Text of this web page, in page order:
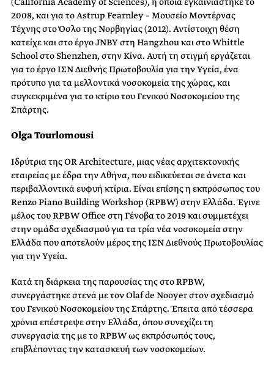
2008, και για το Astrup Fearnley – Μουσείο Μοντέρνας
Τέχνης στο Όσλο της Νορβηγίας (2012). Αντίστοιχη θέση
κατείχε και στο έργο JNBY στη Hangzhou και στο Whittle
School στο Shenzhen, στην Κίνα. Αυτή τη στιγμή εργάζεται
για το έργο ΙΣΝ Διεθνής Πρωτοβουλία για την Υγεία, ένα
πρότυπο για τα μελλοντικά νοσοκομεία της χώρας, και
συγκεκριμένα για το κτίριο του Γενικού Νοσοκομείου της
Σπάρτης.
Olga Tourlomousi
Ιδρύτρια της OR Architecture, μιας νέας αρχιτεκτονικής
εταιρείας με έδρα την Αθήνα, που ειδικεύεται σε άνετα και
περιβαλλοντικά ευφυή κτίρια. Είναι επίσης η εκπρόσωπος του
Renzo Piano Building Workshop (RPBW) στην Ελλάδα. Έγινε
μέλος του RPBW Office στη Γένοβα το 2019 και συμμετέχει
στην ομάδα σχεδιασμού για τα τρία νέα νοσοκομεία στην
Ελλάδα που αποτελούν μέρος της ΙΣΝ Διεθνούς Πρωτοβουλίας
για την Υγεία.
Κατά τη διάρκεια της παρουσίας της στο RPBW,
συνεργάστηκε στενά με τον Olaf de Nooyer στον σχεδιασμό
του Γενικού Νοσοκομείου της Σπάρτης. Έπειτααπό τέσσερα
χρόνια επέστρεψε στην Ελλάδα, όπου συνεχίζει τη
συνεργασία της με το RPBW ως εκπρόσωπός τους,
επιβλέποντας την κατασκευή των νοσοκομείων.